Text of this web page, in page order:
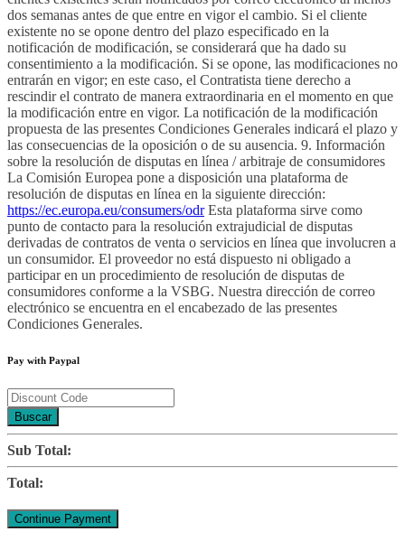
dos semanas antes de que entre en vigor el cambio. Si el cliente
existente no se opone dentro del plazo especificado en la
notificación de modificación, se considerará que ha dado su
consentimiento a la modificación. Si se opone, las modificaciones no
entrarán en vigor; en este caso, el Contratista tiene derecho a
rescindir el contrato de manera extraordinaria en el momento en que
la modificación entre en vigor. La notificación de la modificación
propuesta de las presentes Condiciones Generales indicará el plazo y
las consecuencias de la oposición o de su ausencia. 9. Información
sobre la resolución de disputas en línea / arbitraje de consumidores
La Comisión Europea pone a disposición una plataforma de
resolución de disputas en línea en la siguiente dirección:
https://ec.europa.eu/consumers/odrEsta plataforma sirve como
punto de contacto para la resolución extrajudicial de disputas
derivadas de contratos de venta o servicios en línea que involucren a
un consumidor. El proveedor no está dispuesto ni obligado a
participar en un procedimiento de resolución de disputas de
consumidores conforme a la VSBG. Nuestra dirección de correo
electrónico se encuentra en el encabezado de las presentes
Condiciones Generales.
Pay with Paypal
Buscar
Sub Total:
Total: